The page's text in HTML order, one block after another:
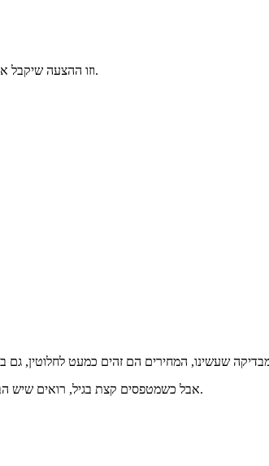
וזו ההצעה שיקבל אדם כבן חמישים, כולל הכל. שימו לב למחיר שהשליש את עצמו.
אבל כשמטפסים קצת בגיל, רואים שיש הבדל וגברים משלמים יותר – הפרמיה מתחילה ממחיר גבוה יותר.